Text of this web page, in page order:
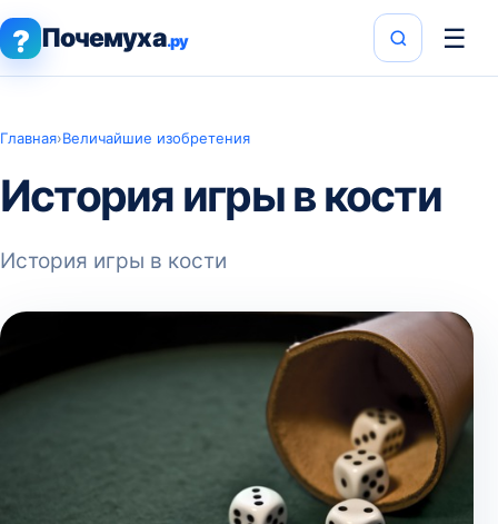
? Почемуха.ру ☰
Главная›Величайшие изобретения
История игры в кости
История игры в кости